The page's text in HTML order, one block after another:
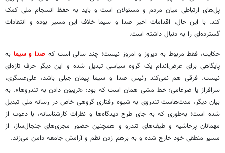
پل‌های ارتباطی میان مردم و مسئولان است و باید به حفظ انسجام ملی کمک
کند. با این حال، اقدامات اخیر صدا و سیما خلاف این مسیر بوده و انتقادات
گسترده‌ای را به دنبال داشته است.
حکایت، فقط مربوط به دیروز و امروز نیست؛ چند سالی است که صدا و سیما به
پایگاهی برای عرض‌اندام یک گروه سیاسی تبدیل شده و این دیگر حرف تازه‌ای
نیست. فرقی هم نمی‌کند رئیس صدا و سیما پیمان جبلی باشد، علی‌عسگری،
سرافراز یا ضرغامی؛ خط مشی همان است که بود: «تریبون دادن به تندروها». به
بیان دیگر، مدت‌هاست تندروی به شیوه رفتاری گروهی خاص در رسانه ملی تبدیل
شده است؛ به‌طوری که به جای طرح دیدگاه‌ها و نظرات کارشناسانه، با دعوت از
مهمانان پرحاشیه و طیف‌های تندرو و همچنین حضور مجری‌های جنجال‌ساز، از
مسیر منطقی خود خارج شده و به برهم زدن نظم و آرامش جامعه دامن می‌زند.